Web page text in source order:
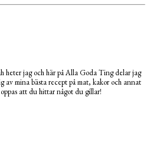
heter jag och här på Alla Goda Ting delar jag
av mina bästa recept på mat, kakor och annat
att du hittar något du gillar!